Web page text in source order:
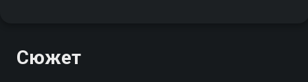
Сюжет